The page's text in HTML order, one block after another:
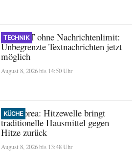
TECHNIK
ChatGPT ohne Nachrichtenlimit:
Unbegrenzte Textnachrichten jetzt
möglich
August 8, 2026 bis 14:50 Uhr
KÜCHE
Nordkorea: Hitzewelle bringt
traditionelle Hausmittel gegen
Hitze zurück
August 8, 2026 bis 13:48 Uhr